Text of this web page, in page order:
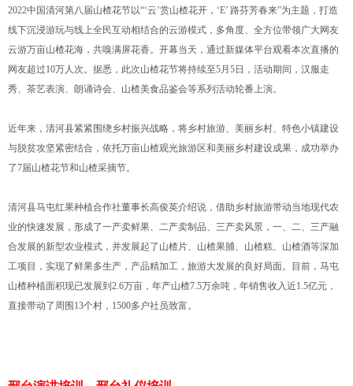
2022中国清河第八届山楂花节以“‘云’赏山楂花开，‘E’ 路芬芳春来”为主题，打造
线下沉浸游玩与线上全民互动相结合的云游模式，多角度、全方位带领广大网友
云游万亩山楂花海，共嗅满屏花香。开幕当天，通过新媒体平台观看本次直播的
网友超过10万人次。据悉，此次山楂花节将持续至5月5日，活动期间，汉服走
秀、茶艺表演、朗诵诗会、山楂美食品鉴会等系列活动轮番上演。
近年来，清河县紧紧围绕乡村振兴战略，将乡村旅游、美丽乡村、特色小镇建设
与脱贫攻坚紧密结合，依托万亩山楂观光旅游区和美丽乡村建设成果，成功举办
了7届山楂花节和山楂采摘节。
清河县马屯红果种植合作社董事长高俊英介绍说，借助乡村旅游带动当地现代农
业的快速发展，形成了一产卖鲜果、二产卖制品、三产卖风景，一、二、三产融
合发展的新型农业模式，并发展起了山楂片、山楂果脯、山楂糕、山楂酒等深加
工项目，实现了鲜果多生产，产品精加工，旅游大发展的良好局面。目前，马屯
山楂种植面积现已发展到2.6万亩，年产山楂7.5万余吨，年销售收入近1.5亿元，
直接带动了周围13个村，1500多户社员致富。